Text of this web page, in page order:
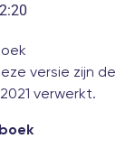
versie zijn de
verwerkt.